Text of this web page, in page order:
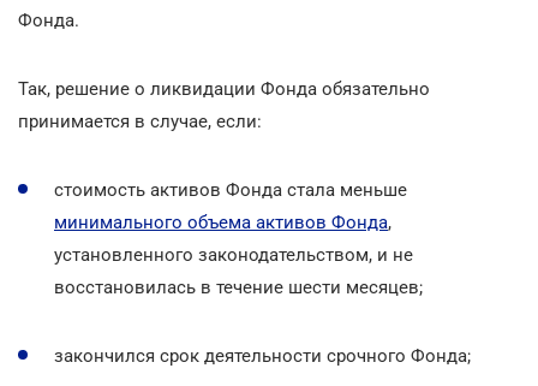
Фонда.
Так, решение о ликвидации Фонда обязательно
принимается в случае, если:
стоимость активов Фонда стала меньше
минимального объема активов Фонда,
установленного законодательством, и не
восстановилась в течение шести месяцев;
закончился срок деятельности срочного Фонда;